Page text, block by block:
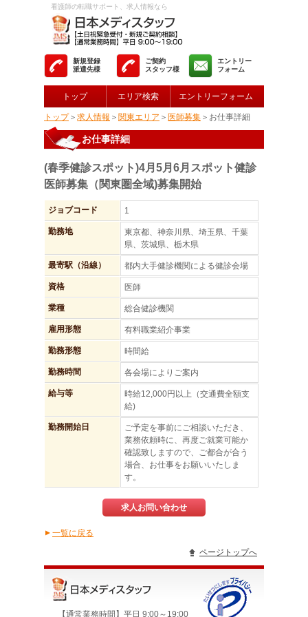
看護師の転職サポート、求人情報なら
新規登録
派遣先様
ご契約
スタッフ様
エントリー
フォーム
トップ エリア検索 エントリーフォーム
トップ＞ 求人情報 ＞ 関東エリア ＞ 医師募集 ＞お仕事詳細
お仕事詳細
(春季健診スポット)4月5月6月スポット健診
医師募集（関東圏全域)募集開始
ジョブコード 1
勤務地
東京都、神奈川県、埼玉県、千葉
県、茨城県、栃木県
最寄駅（沿線） 都内大手健診機関による健診会場
資格 医師
業種 総合健診機関
雇用形態 有料職業紹介事業
勤務形態 時間給
勤務時間 各会場によりご案内
給与等
時給12,000円以上（交通費全額支
給)
勤務開始日
ご予定を事前にご相談いただき、
業務依頼時に、再度ご就業可能か
確認致しますので、ご都合が合う
場合、お仕事をお願いいたしま
す。
求人お問い合わせ
▲一覧に戻る
ページトップへ
【通常業務時間】平日 9:00～19:00